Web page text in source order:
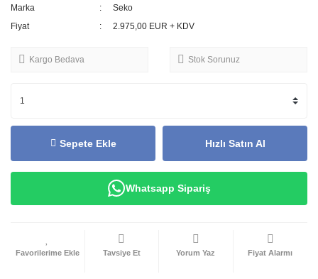
Marka
Seko
Fiyat
2.975,00 EUR + KDV
Kargo Bedava Stok Sorunuz
Sepete Ekle Hızlı Satın Al
Whatsapp Sipariş
Tavsiye Et Yorum Yaz Fiyat Alarmı